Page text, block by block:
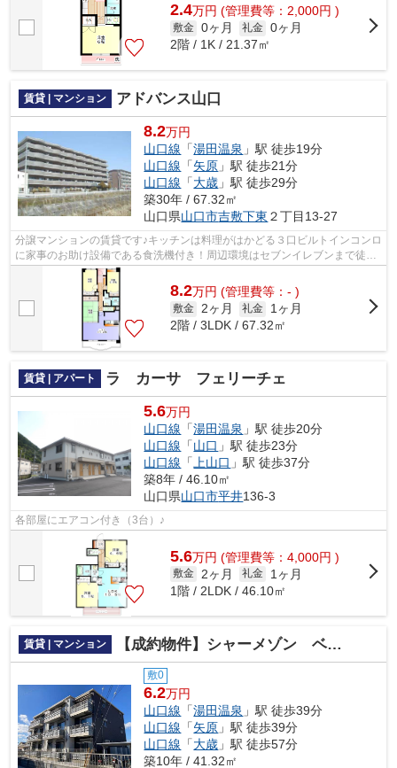
2.4万円 (管理費等：2,000円 )
敷金 0ヶ月 礼金 0ヶ月
2階 / 1K / 21.37㎡
賃貸 | マンション アドバンス山口
8.2万円
山口線 「湯田温泉 」駅 徒歩19分
山口線 「矢原 」駅 徒歩21分
山口線 「大歳 」駅 徒歩29分
築30年 / 67.32㎡
山口県山口市吉敷下東 ２丁目13-27
分譲マンションの賃貸です♪キッチンは料理がはかどる３口ビルトインコンロ
に家事のお助け設備である食洗機付き！周辺環境はセブンイレブンまで徒歩
２分・ダイソーまで徒歩２分・スーパ...
8.2万円 (管理費等：- )
敷金 2ヶ月 礼金
1ヶ月
2階 / 3LDK / 67.32㎡
賃貸 | アパート ラ カーサ フェリーチェ
5.6万円
山口線 「湯田温泉 」駅 徒歩20分
山口線 「山口 」駅 徒歩23分
山口線 「上山口 」駅 徒歩37分
築8年 / 46.10㎡
山口県山口市平井136-3
各部屋にエアコン付き（3台）♪
5.6万円 (管理費等：4,000円 )
敷金 2ヶ月 礼金
1ヶ月
1階 / 2LDK / 46.10㎡
賃貸 | マンション 【成約物件】シャーメゾン ベルクムント
敷0
6.2万円
山口線 「湯田温泉 」駅 徒歩39分
山口線 「矢原 」駅 徒歩39分
山口線 「大歳 」駅 徒歩57分
築10年 / 41.32㎡